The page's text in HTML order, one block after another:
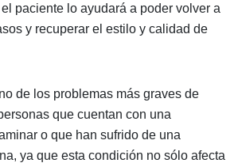
paciente lo ayudará a poder volver a
y recuperar el estilo y calidad de
de los problemas más graves de
que cuentan con una
o que han sufrido de una
ya que esta condición no sólo afecta